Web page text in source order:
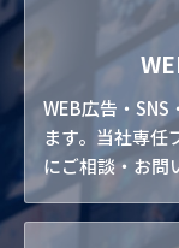
WEB広告・
ます。当社専任
にご相談・お問